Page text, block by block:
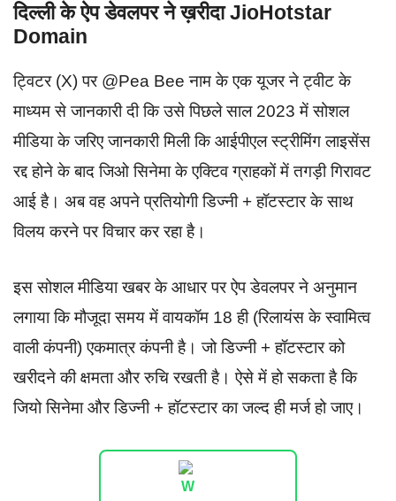
दिल्ली के ऐप डेवलपर ने ख़रीदा JioHotstar
Domain
ट्विटर (X) पर @Pea Bee नाम के एक यूजर ने ट्वीट के
माध्यम से जानकारी दी कि उसे पिछले साल 2023 में सोशल
मीडिया के जरिए जानकारी मिली कि आईपीएल स्ट्रीमिंग लाइसेंस
रद्द होने के बाद जिओ सिनेमा के एक्टिव ग्राहकों में तगड़ी गिरावट
आई है। अब वह अपने प्रतियोगी डिज्नी + हॉटस्टार के साथ
विलय करने पर विचार कर रहा है।
इस सोशल मीडिया खबर के आधार पर ऐप डेवलपर ने अनुमान
लगाया कि मौजूदा समय में वायकॉम 18 ही (रिलायंस के स्वामित्व
वाली कंपनी) एकमात्र कंपनी है। जो डिज्नी + हॉटस्टार को
खरीदने की क्षमता और रुचि रखती है। ऐसे में हो सकता है कि
जियो सिनेमा और डिज्नी + हॉटस्टार का जल्द ही मर्ज हो जाए।